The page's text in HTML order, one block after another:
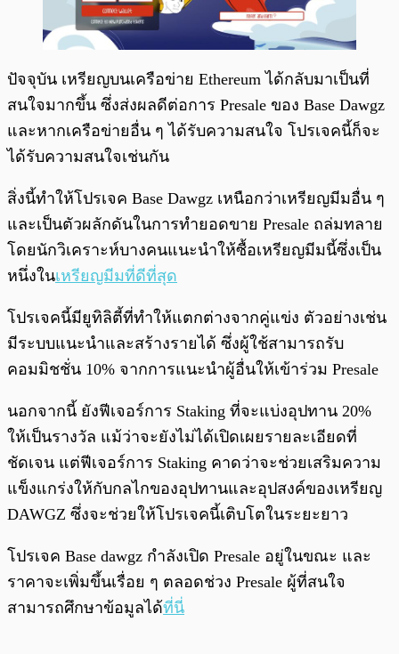
ปัจจุบัน เหรียญบนเครือข่าย Ethereum ได้กลับมาเป็นที่
สนใจมากขึ้น ซึ่งส่งผลดีต่อการ Presale ของ Base Dawgz
และหากเครือข่ายอื่น ๆ ได้รับความสนใจ โปรเจคนี้ก็จะ
ได้รับความสนใจเช่นกัน
สิ่งนี้ทำให้โปรเจค Base Dawgz เหนือกว่าเหรียญมีมอื่น ๆ
และเป็นตัวผลักดันในการทำยอดขาย Presale ถล่มทลาย
โดยนักวิเคราะห์บางคนแนะนำให้ซื้อเหรียญมีมนี้ซึ่งเป็น
หนึ่งในเหรียญมีมที่ดีที่สุด
โปรเจคนี้มียูทิลิตี้ที่ทำให้แตกต่างจากคู่แข่ง ตัวอย่างเช่น
มีระบบแนะนำและสร้างรายได้ ซึ่งผู้ใช้สามารถรับ
คอมมิชชั่น 10% จากการแนะนำผู้อื่นให้เข้าร่วม Presale
นอกจากนี้ ยังฟีเจอร์การ Staking ที่จะแบ่งอุปทาน 20%
ให้เป็นรางวัล แม้ว่าจะยังไม่ได้เปิดเผยรายละเอียดที่
ชัดเจน แต่ฟีเจอร์การ Staking คาดว่าจะช่วยเสริมความ
แข็งแกร่งให้กับกลไกของอุปทานและอุปสงค์ของเหรียญ
DAWGZ ซึ่งจะช่วยให้โปรเจคนี้เติบโตในระยะยาว
โปรเจค Base dawgz กำลังเปิด Presale อยู่ในขณะ และ
ราคาจะเพิ่มขึ้นเรื่อย ๆ ตลอดช่วง Presale ผู้ที่สนใจ
สามารถศึกษาข้อมูลได้ที่นี่